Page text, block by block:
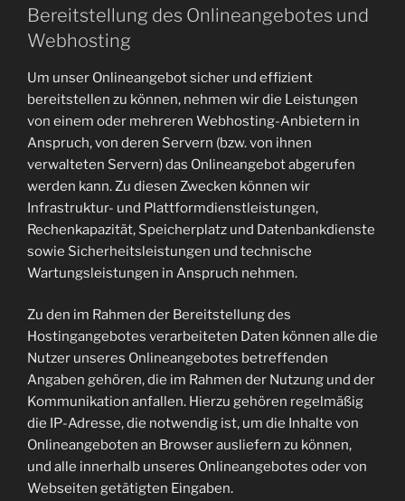
Bereitstellung des Onlineangebotes und
Webhosting
Um unser Onlineangebot sicher und effizient
bereitstellen zu können, nehmen wir die Leistungen
von einem oder mehreren Webhosting-Anbietern in
Anspruch, von deren Servern (bzw. von ihnen
verwalteten Servern) das Onlineangebot abgerufen
werden kann. Zu diesen Zwecken können wir
Infrastruktur- und Plattformdienstleistungen,
Rechenkapazität, Speicherplatz und Datenbankdienste
sowie Sicherheitsleistungen und technische
Wartungsleistungen in Anspruch nehmen.
Zu den im Rahmen der Bereitstellung des
Hostingangebotes verarbeiteten Daten können alle die
Nutzer unseres Onlineangebotes betreffenden
Angaben gehören, die im Rahmen der Nutzung und der
Kommunikation anfallen. Hierzu gehören regelmäßig
die IP-Adresse, die notwendig ist, um die Inhalte von
Onlineangeboten an Browser ausliefern zu können,
und alle innerhalb unseres Onlineangebotes oder von
Webseiten getätigten Eingaben.